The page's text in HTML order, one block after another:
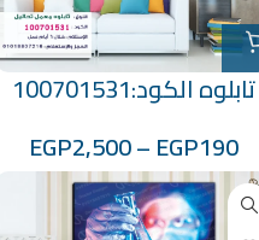
تابلوه الكود:100701531
EGP190
–
EGP2,500